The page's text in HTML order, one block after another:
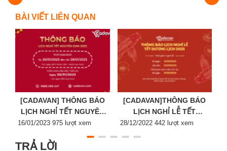
BÀI VIẾT LIÊN QUAN
[CADAVAN] THÔNG BÁO
LỊCH NGHỈ TẾT NGUYÊN
ĐÁN 2023
Posted
16/01/2023 975 lượt xem
[CADAVAN]THÔNG BÁO
LỊCH NGHỈ LỄ TẾT
DƯƠNG LỊCH 2023
Posted
28/12/2022 442 lượt xem
TRẢ LỜI